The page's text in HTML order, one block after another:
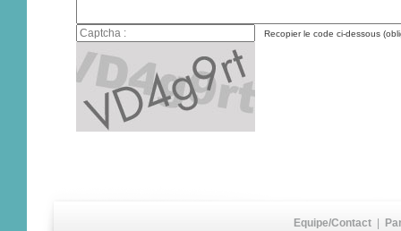
Recopier le code ci-dessous
Equipe/Contact